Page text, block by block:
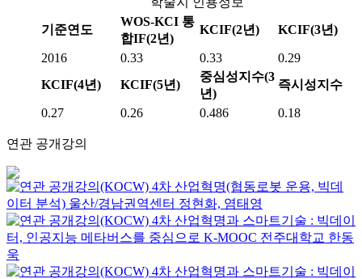
기준연도
WOS-KCI 통
합IF(2년)
KCIF(2년) KCIF(3년)
2016 0.33 0.33
0.29
KCIF(4년)
KCIF(5년)
중심성지수(3
년)
즉시성지수
0.27 0.26 0.486 0.18
연관 공개강의
4차 산업혁명(협동로봇 운용, 빅데
이터 분석) 울산/경남권역센터 정현화, 염태영
4차 산업혁명과 스마트기술 : 빅데이
터, 인공지능 메타버스를 중심으로 K-MOOC 전주대학교 한동
욱
4차 산업혁명과 스마트기술 : 빅데이